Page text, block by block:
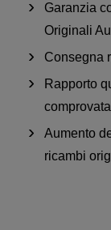
Garanzia
Originali
Consegna
Rapporto
Aumento
ricambi